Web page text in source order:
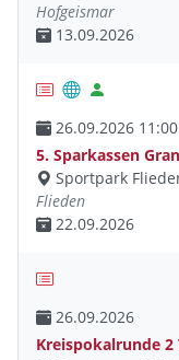
Hofgeismar
13.09.2026
26.09.2026
5. Sparkassen
Sportpark
Flieden
22.09.2026
26.09.2026
Kreispokalrunde 2